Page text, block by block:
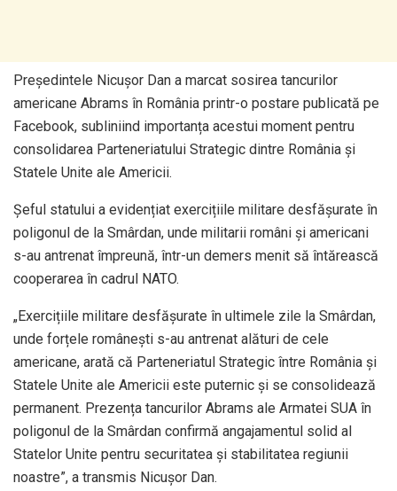
Președintele Nicușor Dan a marcat sosirea tancurilor
americane Abrams în România printr-o postare publicată pe
Facebook, subliniind importanța acestui moment pentru
consolidarea Parteneriatului Strategic dintre România și
Statele Unite ale Americii.
Șeful statului a evidențiat exercițiile militare desfășurate în
poligonul de la Smârdan, unde militarii români și americani
s-au antrenat împreună, într-un demers menit să întărească
cooperarea în cadrul NATO.
„Exercițiile militare desfășurate în ultimele zile la Smârdan,
unde forțele românești s-au antrenat alături de cele
americane, arată că Parteneriatul Strategic între România și
Statele Unite ale Americii este puternic și se consolidează
permanent. Prezența tancurilor Abrams ale Armatei SUA în
poligonul de la Smârdan confirmă angajamentul solid al
Statelor Unite pentru securitatea și stabilitatea regiunii
noastre”, a transmis Nicușor Dan.